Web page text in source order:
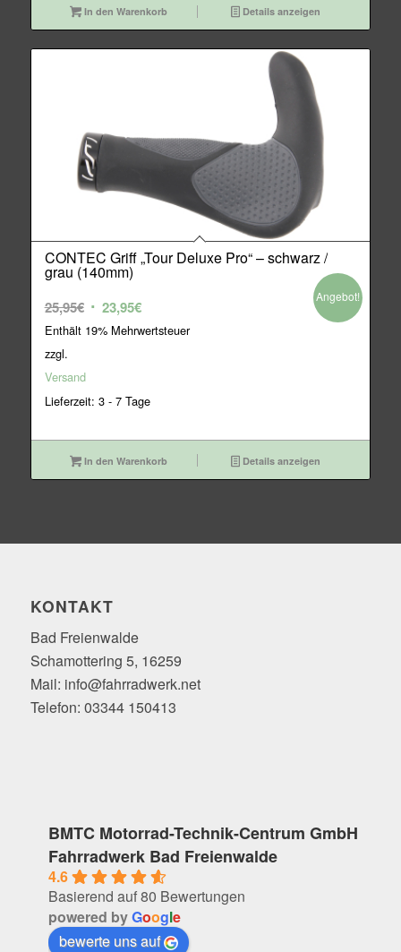
In den Warenkorb Details anzeigen
CONTEC Griff „Tour Deluxe Pro“ – schwarz /
grau (140mm)
25,95€ Ursprünglicher
Preis
23,95€Aktueller
Preis
Enthält 19% Mehrwertsteuer
zzgl.
Versand
Lieferzeit: 3 - 7 Tage
Angebot!
In den Warenkorb Details anzeigen
KONTAKT
Bad Freienwalde
Schamottering 5, 16259
Mail: info@fahrradwerk.net
Telefon: 03344 150413
BMTC Motorrad-Technik-Centrum GmbH
Fahrradwerk Bad Freienwalde
4.6
Basierend auf 80 Bewertungen
powered byGoogle
bewerte uns auf